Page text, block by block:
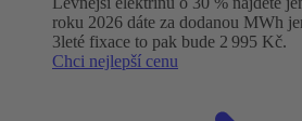
roku 2026 dáte za dodanou MWh
3leté fixace to pak bude 2 995 Kč.
Chci nejlepší cenu